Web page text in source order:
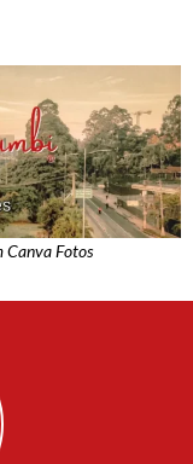
Canva Fotos